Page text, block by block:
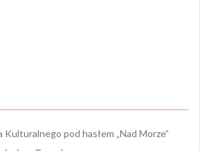
pod hasłem „Nad Morze”